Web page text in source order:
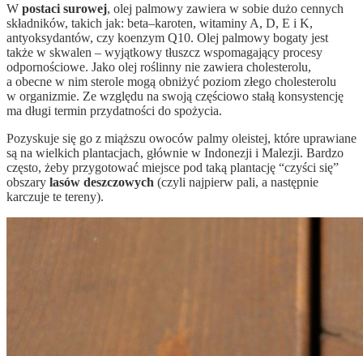
W postaci surowej, olej palmowy zawiera w sobie dużo cennych
składników, takich jak: beta–karoten, witaminy A, D, E i K,
antyoksydantów, czy koenzym Q10. Olej palmowy bogaty jest
także w skwalen – wyjątkowy tłuszcz wspomagający procesy
odpornościowe. Jako olej roślinny nie zawiera cholesterolu,
a obecne w nim sterole mogą obniżyć poziom złego cholesterolu
w organizmie. Ze względu na swoją częściowo stałą konsystencję
ma długi termin przydatności do spożycia.
Pozyskuje się go z miąższu owoców palmy oleistej, które uprawiane
są na wielkich plantacjach, głównie w Indonezji i Malezji. Bardzo
często, żeby przygotować miejsce pod taką plantację “czyści się”
obszary lasów deszczowych (czyli najpierw pali, a następnie
karczuje te tereny).